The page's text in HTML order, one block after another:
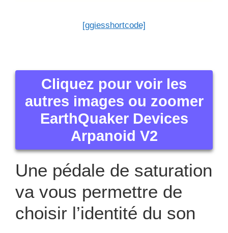
[ggiesshortcode]
Cliquez pour voir les
autres images ou zoomer
EarthQuaker Devices
Arpanoid V2
Une pédale de saturation
va vous permettre de
choisir l’identité du son